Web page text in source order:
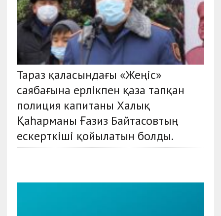
Тараз қаласындағы «Жеңіс»
саябағына ерлікпен қаза тапқан
полиция капитаны Халық
Қаһарманы Ғазиз Байтасовтың
ескерткіші қойылатын болды.